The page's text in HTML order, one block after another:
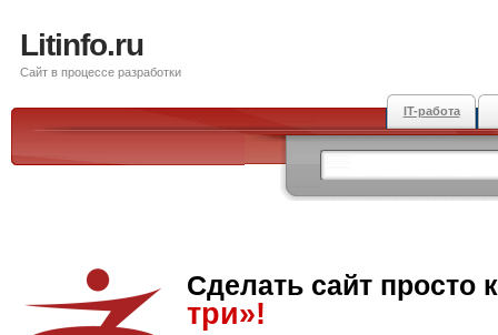
Litinfo.ru
Сайт в процессе разработки
IT-работа
Сделать сайт просто
три»!